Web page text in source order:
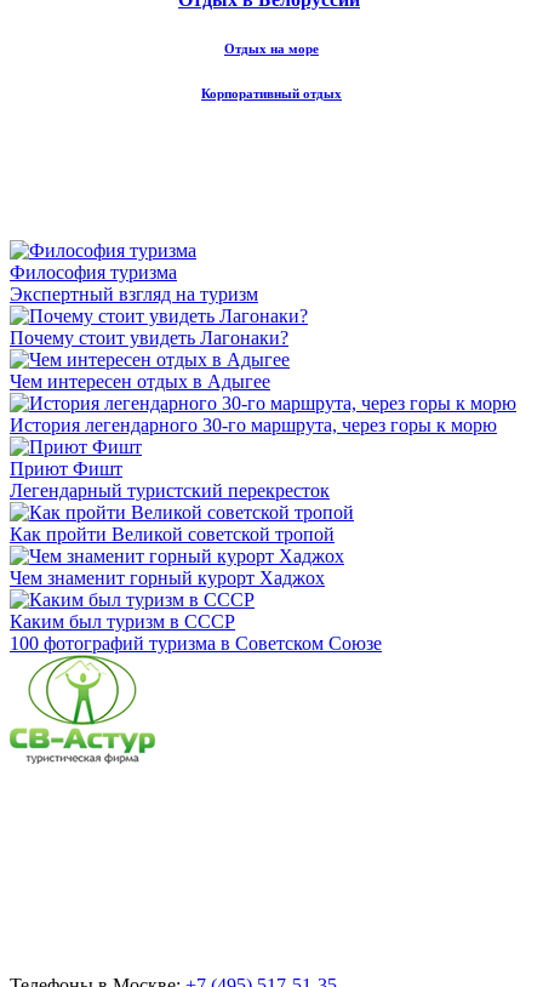
Отдых на море
Корпоративный отдых
Философия туризма
Экспертный взгляд на туризм
Почему стоит увидеть Лагонаки?
Чем интересен отдых в Адыгее
История легендарного 30-го маршрута, через горы к морю
Приют Фишт
Легендарный туристский перекресток
Как пройти Великой советской тропой
Чем знаменит горный курорт Хаджох
Каким был туризм в СССР
100 фотографий туризма в Советском Союзе